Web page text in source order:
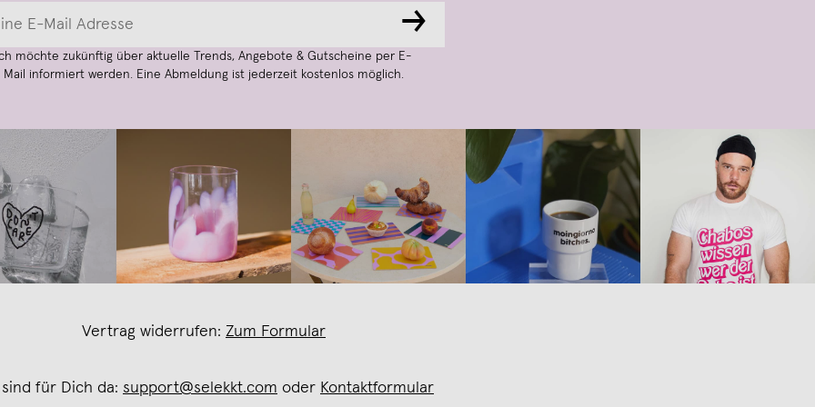
→
möchte zukünftig über aktuelle Trends, Angebote & Gutscheine per E-
Mail informiert werden. Eine Abmeldung ist jederzeit kostenlos möglich.
Vertrag widerrufen: Zum Formular
für Dich da: support@selekkt.com oder Kontaktformular